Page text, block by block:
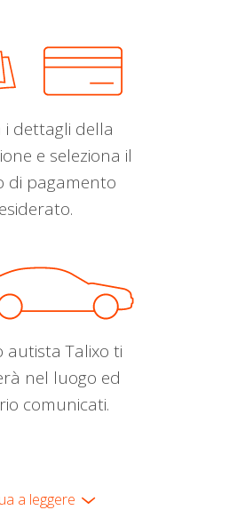
i dettagli della
e seleziona il
di pagamento
autista Talixo ti
nel luogo ed
comunicati.
a leggere